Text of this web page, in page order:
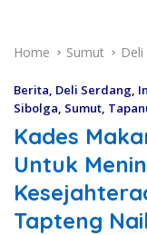
Home Sumut
Berita, Deli Serdang,
Sibolga, Sumut,
Kades
Untuk
Tapteng